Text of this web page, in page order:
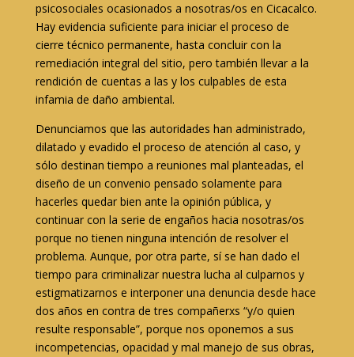
psicosociales ocasionados a nosotras/os en Cicacalco.
Hay evidencia suficiente para iniciar el proceso de
cierre técnico permanente, hasta concluir con la
remediación integral del sitio, pero también llevar a la
rendición de cuentas a las y los culpables de esta
infamia de daño ambiental.
Denunciamos que las autoridades han administrado,
dilatado y evadido el proceso de atención al caso, y
sólo destinan tiempo a reuniones mal planteadas, el
diseño de un convenio pensado solamente para
hacerles quedar bien ante la opinión pública, y
continuar con la serie de engaños hacia nosotras/os
porque no tienen ninguna intención de resolver el
problema. Aunque, por otra parte, sí se han dado el
tiempo para criminalizar nuestra lucha al culparnos y
estigmatizarnos e interponer una denuncia desde hace
dos años en contra de tres compañerxs “y/o quien
resulte responsable”, porque nos oponemos a sus
incompetencias, opacidad y mal manejo de sus obras,